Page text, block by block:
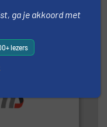
ga je akkoord met
lezers